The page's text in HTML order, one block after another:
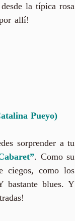
la típica rosa
allí!
Pueyo)
sorprender a tu
. Como su
ciegos, como los
bastante blues. Y